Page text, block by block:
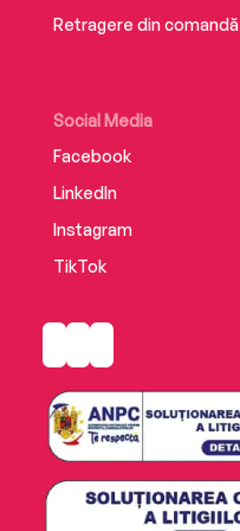
Retragere din comandă
Social Media
Facebook
LinkedIn
Instagram
TikTok